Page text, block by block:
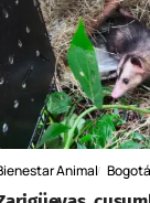
Animal Bogotá